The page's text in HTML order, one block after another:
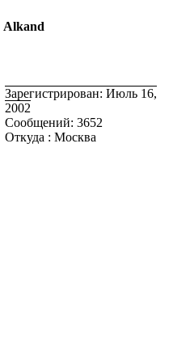
Alkand
Зарегистрирован: Июль 16,
2002
Сообщений: 3652
Откуда : Москва